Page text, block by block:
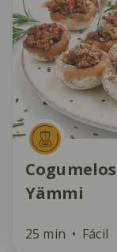
Yämmi
25 min Fácil